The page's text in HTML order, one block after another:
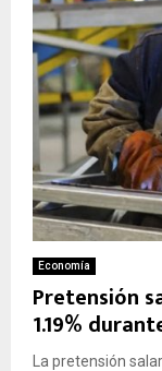
Economía
Pretensión
1.19%
La pretensión